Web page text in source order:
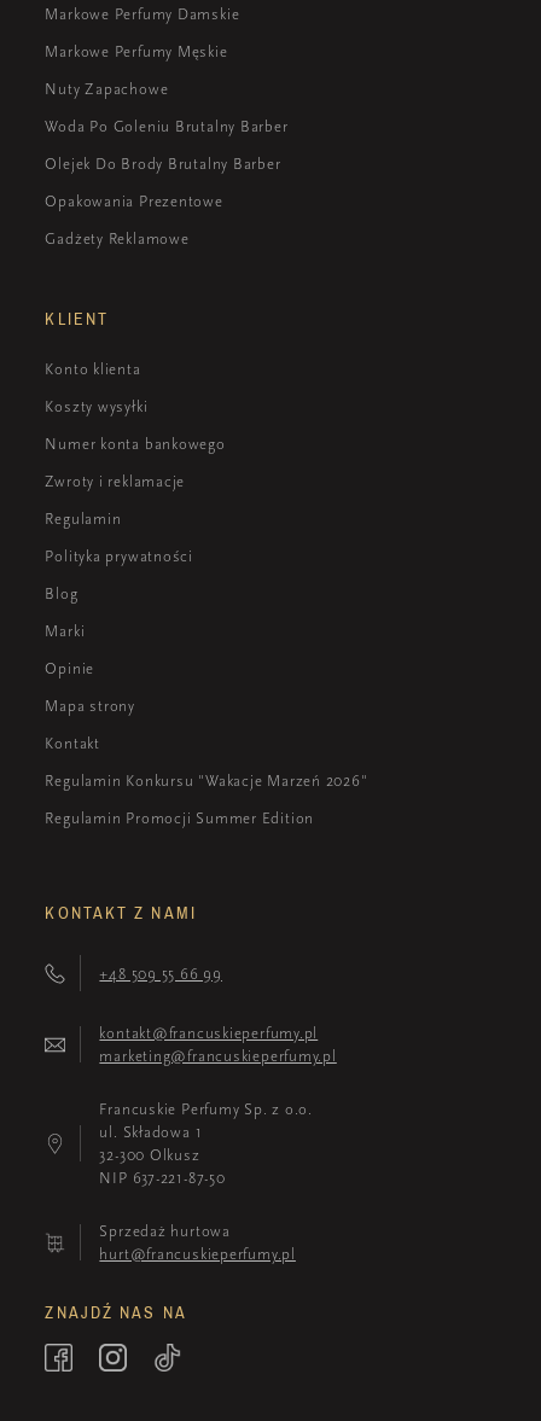
Markowe Perfumy Damskie
Markowe Perfumy Męskie
Nuty Zapachowe
Woda Po Goleniu Brutalny Barber
Olejek Do Brody Brutalny Barber
Opakowania Prezentowe
Gadżety Reklamowe
KLIENT
Konto klienta
Koszty wysyłki
Numer konta bankowego
Zwroty i reklamacje
Regulamin
Polityka prywatności
Blog
Marki
Opinie
Mapa strony
Kontakt
Regulamin Konkursu "Wakacje Marzeń 2026"
Regulamin Promocji Summer Edition
KONTAKT Z NAMI
+48 509 55 66 99
kontakt@francuskieperfumy.pl
marketing@francuskieperfumy.pl
Francuskie Perfumy Sp. z o.o.
ul. Składowa 1
32-300 Olkusz
NIP 637-221-87-50
Sprzedaż hurtowa
hurt@francuskieperfumy.pl
ZNAJDŹ NAS NA